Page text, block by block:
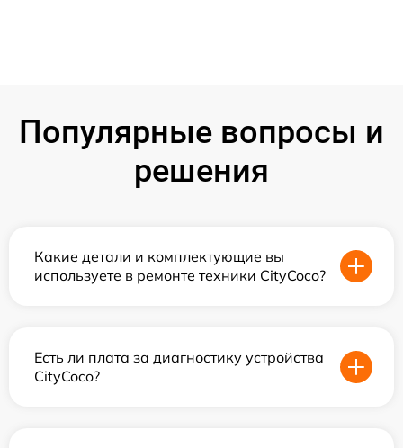
Популярные вопросы и
решения
Какие детали и комплектующие вы
используете в ремонте техники CityCoco?
Есть ли плата за диагностику устройства
CityCoco?